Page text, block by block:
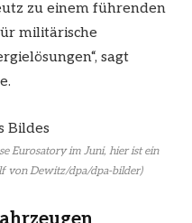
zu einem führenden
militärische
sagt
Eurosatory im Juni, hier ist ein
von Dewitz/dpa/dpa-bilder)